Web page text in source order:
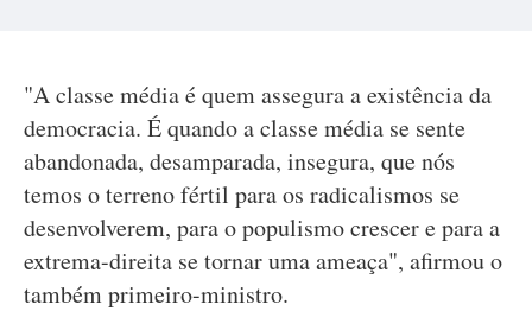
"A classe média é quem assegura a existência da
democracia. É quando a classe média se sente
abandonada, desamparada, insegura, que nós
temos o terreno fértil para os radicalismos se
desenvolverem, para o populismo crescer e para a
extrema-direita se tornar uma ameaça", afirmou o
também primeiro-ministro.